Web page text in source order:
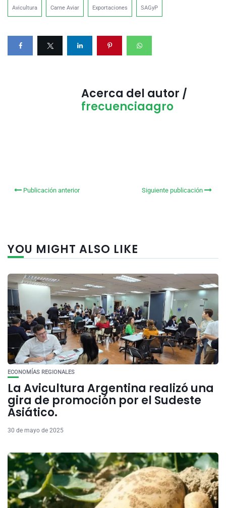
Avicultura Carne Aviar Exportaciones SAGyP
Acerca del autor /
frecuenciaagro
Publicación anterior Siguiente publicación
YOU MIGHT ALSO LIKE
ECONOMÍAS REGIONALES
La Avicultura Argentina realizó una
gira de promoción por el Sudeste
Asiático.
30 de mayo de 2025